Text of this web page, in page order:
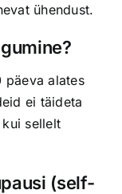
ühendust.
päeva alates
ei täideta
sellelt
(self-